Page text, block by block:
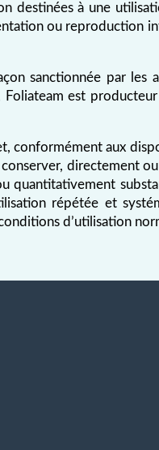
destinées à une
ou reproduction
sanctionnée par les
est
conformément aux
directement
quantitativement
répétée et
d’utilisation